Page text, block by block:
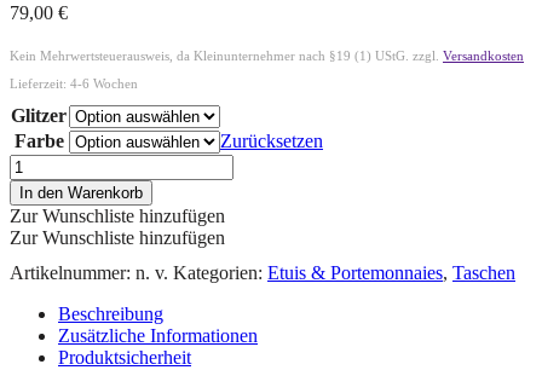
79,00 €
Kein Mehrwertsteuerausweis, da Kleinunternehmer nach §19 (1) UStG. zzgl. Versandkosten
Lieferzeit: 4-6 Wochen
Glitzer
Farbe
Zurücksetzen
In den Warenkorb
Zur Wunschliste hinzufügen
Zur Wunschliste hinzufügen
Artikelnummer: n. v. Kategorien: Etuis & Portemonnaies, Taschen
Beschreibung
Zusätzliche Informationen
Produktsicherheit